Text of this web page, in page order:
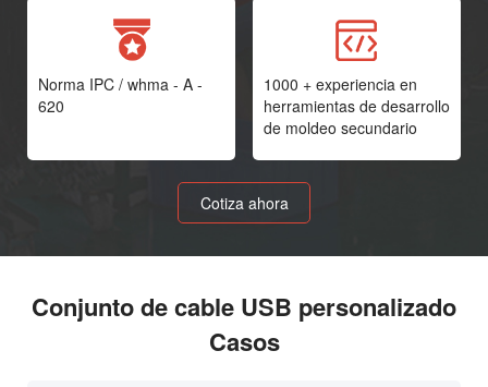
Norma IPC / whma - A -
620
1000 + experiencia en
herramientas de desarrollo
de moldeo secundario
Cotiza ahora
Conjunto de cable USB personalizado
Casos